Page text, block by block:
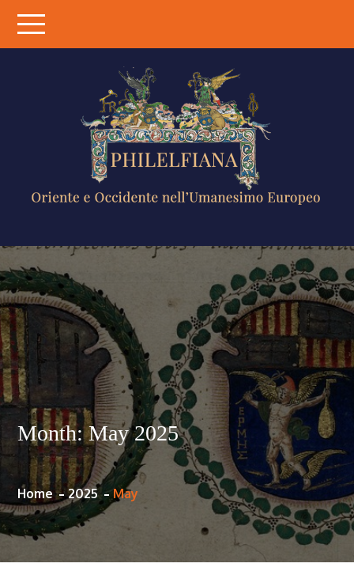
content
OCCIDENTE
NELL'UMANESIMO
EUROPEO
Month:May 2025
Home 2025 May